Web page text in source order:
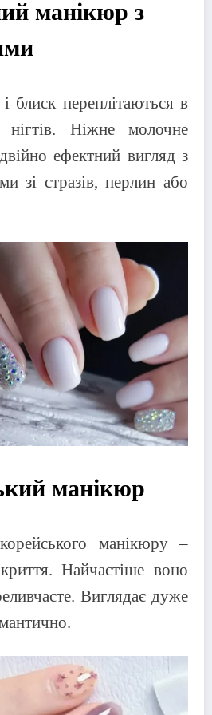
манікюр з
блиск переплітаються в
нігтів. Ніжне молочне
ефектний вигляд з
зі стразів, перлин або
манікюр
манікюру –
Найчастіше воно
Виглядає дуже